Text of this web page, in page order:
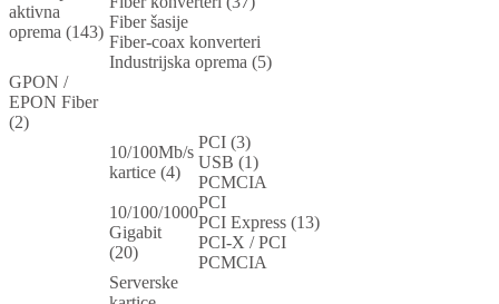
aktivna
oprema (143)
Fiber šasije
Fiber-coax konverteri
Industrijska oprema (5)
GPON /
EPON Fiber
(2)
10/100Mb/s
kartice (4)
PCI (3)
USB (1)
PCMCIA
10/100/1000
Gigabit
(20)
PCI
PCI Express (13)
PCI-X / PCI
PCMCIA
Serverske